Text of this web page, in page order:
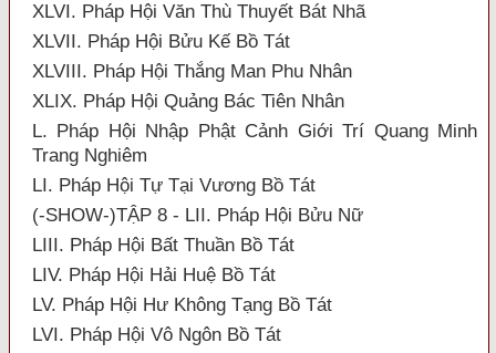
XLVI. Pháp Hội Văn Thù Thuyết Bát Nhã
XLVII. Pháp Hội Bửu Kế Bồ Tát
XLVIII. Pháp Hội Thắng Man Phu Nhân
XLIX. Pháp Hội Quảng Bác Tiên Nhân
L. Pháp Hội Nhập Phật Cảnh Giới Trí Quang Minh
Trang Nghiêm
LI. Pháp Hội Tự Tại Vương Bồ Tát
(-SHOW-)TẬP 8 - LII. Pháp Hội Bửu Nữ
LIII. Pháp Hội Bất Thuần Bồ Tát
LIV. Pháp Hội Hải Huệ Bồ Tát
LV. Pháp Hội Hư Không Tạng Bồ Tát
LVI. Pháp Hội Vô Ngôn Bồ Tát